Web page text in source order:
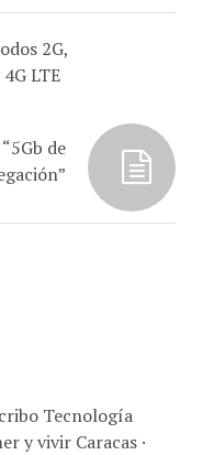
2G,
LTE
Tecnología
y vivir Caracas ·
Link Studio